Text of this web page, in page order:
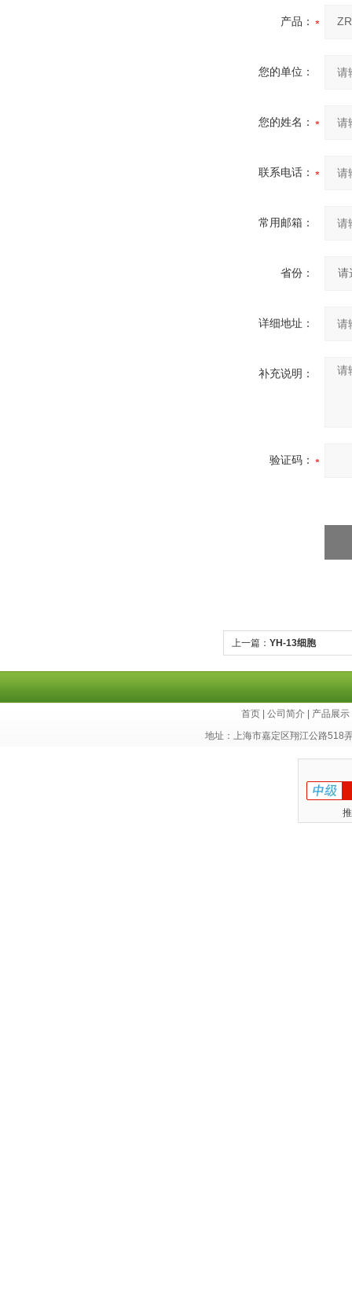
产品：
您的单位：
您的姓名：
联系电话：
常用邮箱：
省份：
详细地址：
补充说明：
验证码：
上一篇： YH-13细胞
首页 公司简介 产品展示
地址：上海市嘉定区翔江公路518